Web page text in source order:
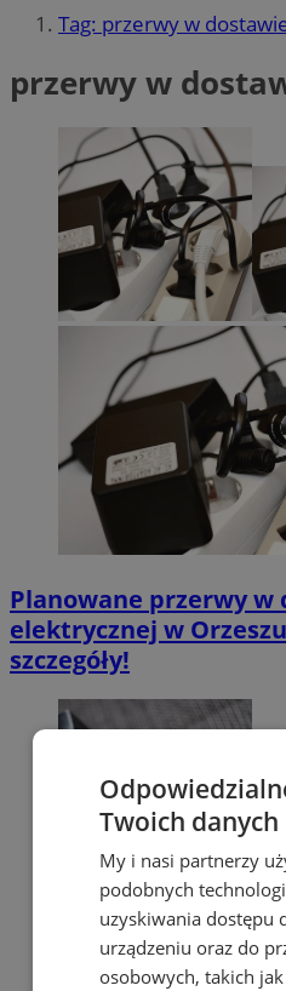
Tag: przerwy w
przerwy w
Planowane przerwy w
elektrycznej w
szczegóły!
Twoich danych
My i nasi partnerzy
podobnych
uzyskiwania dostępu
urządzeniu oraz do
osobowych, takich